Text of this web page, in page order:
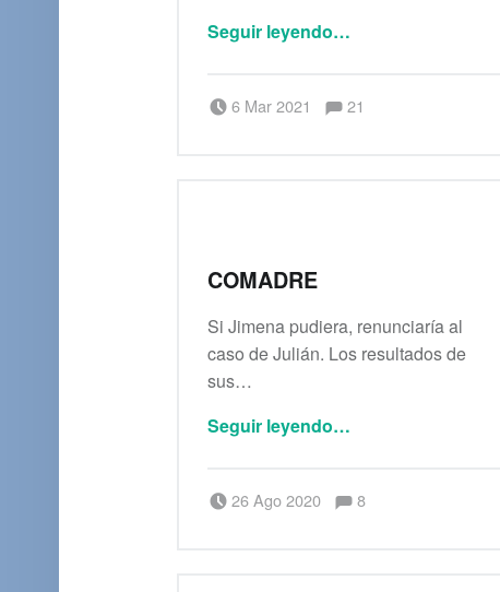
Seguir leyendo…
6 Mar 2021 Escrito por:
Saúl Peña Rosas Comentarios:
21
COMADRE
Si Jimena pudiera, renunciaría al
caso de Julián. Los resultados de
sus…
Seguir leyendo…
26 Ago 2020 Escrito por:
Carmen Ros Comentarios:
8